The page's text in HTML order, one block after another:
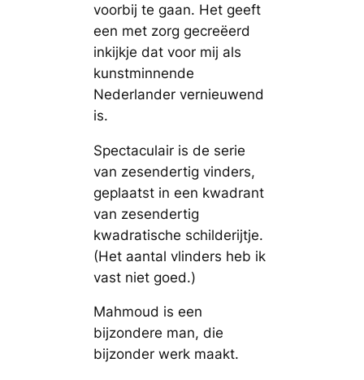
voorbij te gaan. Het geeft
een met zorg gecreëerd
inkijkje dat voor mij als
kunstminnende
Nederlander vernieuwend
is.
Spectaculair is de serie
van zesendertig vinders,
geplaatst in een kwadrant
van zesendertig
kwadratische schilderijtje.
(Het aantal vlinders heb ik
vast niet goed.)
Mahmoud is een
bijzondere man, die
bijzonder werk maakt.